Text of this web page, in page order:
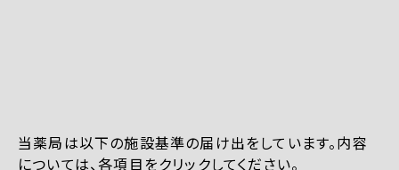
当薬局は以下の施設基準の届け出をしています。内容
については、各項目をクリックしてください。